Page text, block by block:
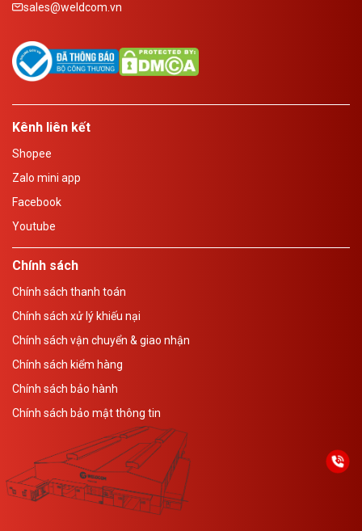
sales@weldcom.vn
Kênh liên kết
Shopee
Zalo mini app
Facebook
Youtube
Chính sách
Chính sách thanh toán
Chính sách xử lý khiếu nại
Chính sách vận chuyển & giao nhận
Chính sách kiểm hàng
Chính sách bảo hành
Chính sách bảo mật thông tin